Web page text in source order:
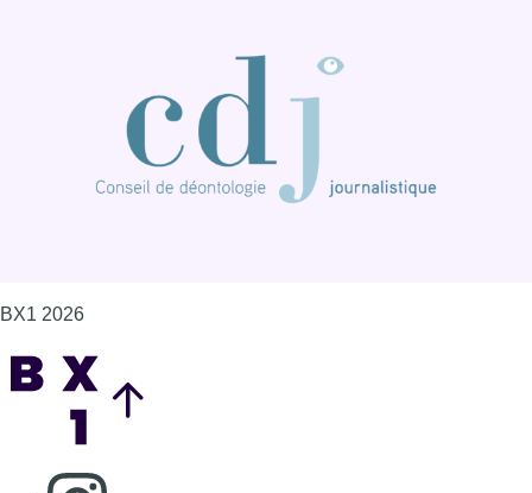
BX1 2026
Consulter page Instagram